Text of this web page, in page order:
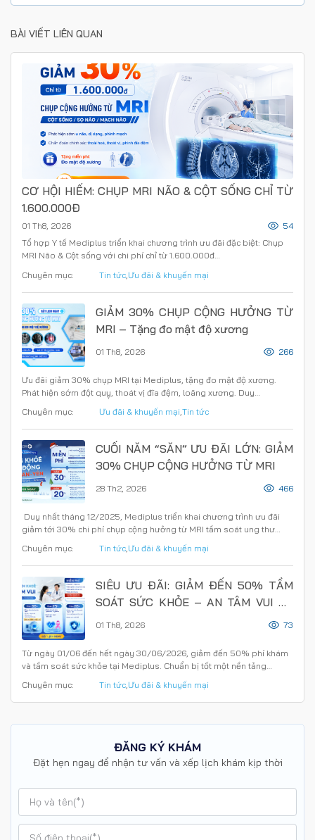
BÀI VIẾT LIÊN QUAN
CƠ HỘI HIẾM: CHỤP MRI NÃO & CỘT SỐNG CHỈ TỪ
1.600.000Đ
Tổ hợp Y tế Mediplus triển khai chương trình ưu đãi đặc biệt: Chụp
MRI Não & Cột sống với chi phí chỉ từ 1.600.000đ…
01 Th8, 2026 54
Chuyên mục: Tin tức Ưu đãi & khuyến mại
GIẢM 30% CHỤP CỘNG HƯỞNG TỪ
MRI – Tặng đo mật độ xương
Ưu đãi giảm 30% chụp MRI tại Mediplus, tặng đo mật độ xương.
Phát hiện sớm đột quỵ, thoát vị đĩa đệm, loãng xương. Duy…
01 Th8, 2026 266
Chuyên mục: Ưu đãi & khuyến mại Tin tức
CUỐI NĂM “SĂN” ƯU ĐÃI LỚN: GIẢM
30% CHỤP CỘNG HƯỞNG TỪ MRI
Duy nhất tháng 12/2025, Mediplus triển khai chương trình ưu đãi
giảm tới 30% chi phí chụp cộng hưởng từ MRI tầm soát ung thư…
28 Th2, 2026 466
Chuyên mục: Tin tức Ưu đãi & khuyến mại
SIÊU ƯU ĐÃI: GIẢM ĐẾN 50% TẦM
SOÁT SỨC KHỎE – AN TÂM VUI HÈ
Từ ngày 01/06 đến hết ngày 30/06/2026, giảm đến 50% phí khám
và tầm soát sức khỏe tại Mediplus. Chuẩn bị tốt một nền tảng…
01 Th8, 2026 73
Chuyên mục: Tin tức Ưu đãi & khuyến mại
ĐĂNG KÝ KHÁM
Đặt hẹn ngay để nhận tư vấn và xếp lịch khám kịp thời